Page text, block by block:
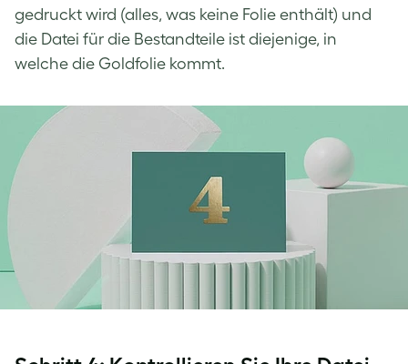
gedruckt wird (alles, was keine Folie enthält) und
die Datei für die Bestandteile ist diejenige, in
welche die Goldfolie kommt.